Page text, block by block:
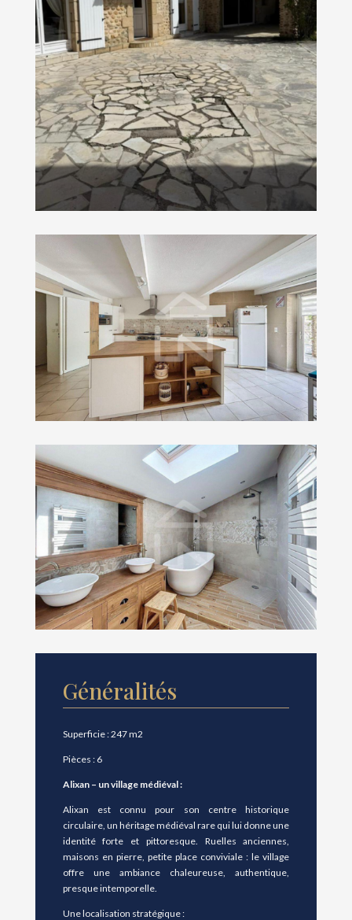
Généralités
Superficie : 247 m2
Pièces : 6
Alixan – un village médiéval :
Alixan est connu pour son centre historique
circulaire, un héritage médiéval rare qui lui donne une
identité forte et pittoresque. Ruelles anciennes,
maisons en pierre, petite place conviviale : le village
offre une ambiance chaleureuse, authentique,
presque intemporelle.
Une localisation stratégique :